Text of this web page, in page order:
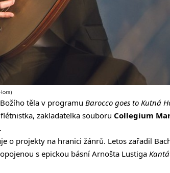
těla v programu Barocco goes to Kutná
zakladatelka souboru Collegium
.
o projekty na hranici žánrů. Letos zařadil
s epickou básní Arnošta Lustiga